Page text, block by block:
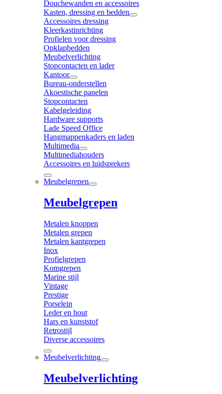
Douchewanden en accessoires
Kasten, dressing en bedden
Accessoires dressing
Kleerkastinrichting
Profielen voor dressing
Opklapbedden
Meubelverlichting
Stopcontacten en lader
Kantoor
Bureau-onderstellen
Akoestische panelen
Stopcontacten
Kabelgeleiding
Hardware supports
Lade Speed Office
Hangmappenkaders en laden
Multimedia
Multimediahouders
Accessoires en luidsprekers
Meubelgrepen
Meubelgrepen
Metalen knoppen
Metalen grepen
Metalen kantgrepen
Inox
Profielgrepen
Komgrepen
Marine stijl
Vintage
Prestige
Porselein
Leder en hout
Hars en kunststof
Retrostijl
Diverse accessoires
Meubelverlichting
Meubelverlichting